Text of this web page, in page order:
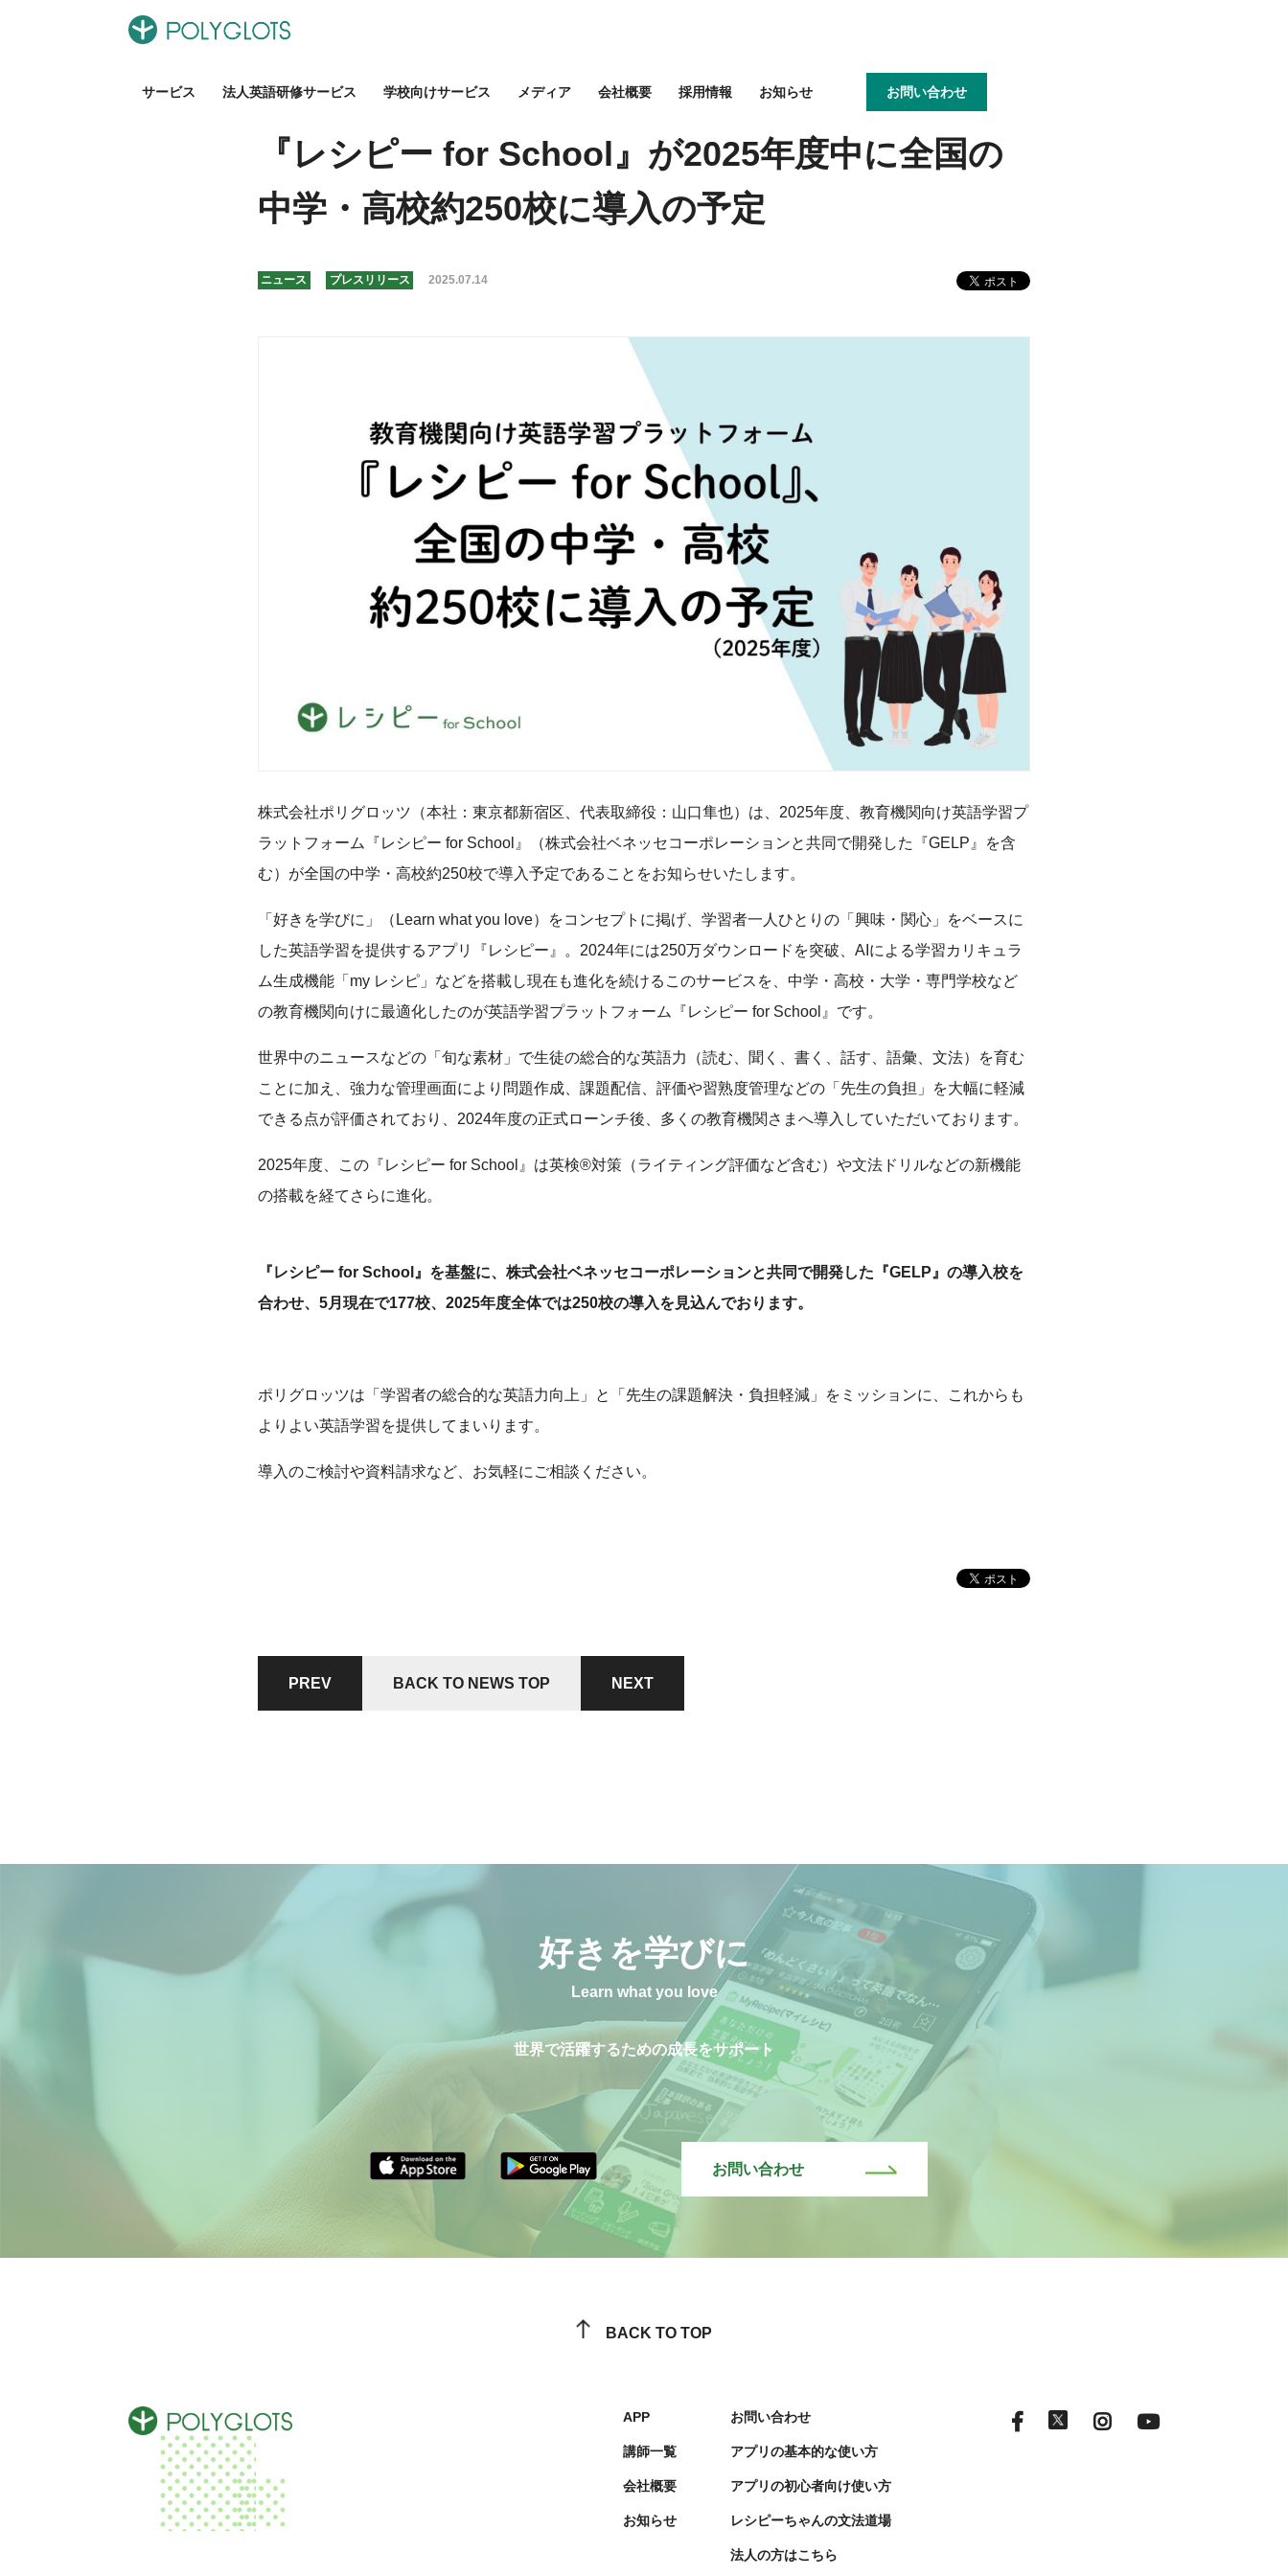
サービス 法人英語研修サービス 学校向けサービス メディア 会社概要 採用情報 お知らせ お問い合わせ
『レシピー for School』が2025年度中に全国の
中学・高校約250校に導入の予定
ニュース プレスリリース 2025.07.14
株式会社ポリグロッツ（本社：東京都新宿区、代表取締役：山口隼也）は、2025年度、教育機関向け英語学習プ
ラットフォーム『レシピー for School』（株式会社ベネッセコーポレーションと共同で開発した『GELP』を含
む）が全国の中学・高校約250校で導入予定であることをお知らせいたします。
「好きを学びに」（Learn what you love）をコンセプトに掲げ、学習者一人ひとりの「興味・関心」をベースに
した英語学習を提供するアプリ『レシピー』。2024年には250万ダウンロードを突破、AIによる学習カリキュラ
ム生成機能「my レシピ」などを搭載し現在も進化を続けるこのサービスを、中学・高校・大学・専門学校など
の教育機関向けに最適化したのが英語学習プラットフォーム『レシピー for School』です。
世界中のニュースなどの「旬な素材」で生徒の総合的な英語力（読む、聞く、書く、話す、語彙、文法）を育む
ことに加え、強力な管理画面により問題作成、課題配信、評価や習熟度管理などの「先生の負担」を大幅に軽減
できる点が評価されており、2024年度の正式ローンチ後、多くの教育機関さまへ導入していただいております。
2025年度、この『レシピー for School』は英検®️対策（ライティング評価など含む）や文法ドリルなどの新機能
の搭載を経てさらに進化。
『レシピー for School』を基盤に、株式会社ベネッセコーポレーションと共同で開発した『GELP』の導入校を
合わせ、5月現在で177校、2025年度全体では250校の導入を見込んでおります。
ポリグロッツは「学習者の総合的な英語力向上」と「先生の課題解決・負担軽減」をミッションに、これからも
よりよい英語学習を提供してまいります。
導入のご検討や資料請求など、お気軽にご相談ください。
PREV BACK TO NEWS TOP NEXT
好きを学びに
Learn what you love
世界で活躍するための成長をサポート
お問い合わせ
BACK TO TOP
APP
講師一覧
会社概要
お知らせ
お問い合わせ
アプリの基本的な使い方
アプリの初心者向け使い方
レシピーちゃんの文法道場
法人の方はこちら